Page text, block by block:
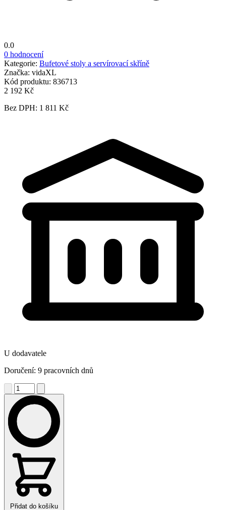
0.0
0 hodnocení
Kategorie: Bufetové stoly a servírovací skříně
Značka: vidaXL
Kód produktu: 836713
2 192 Kč
Bez DPH: 1 811 Kč
U dodavatele
Doručení: 9 pracovních dnů
Přidat do košíku